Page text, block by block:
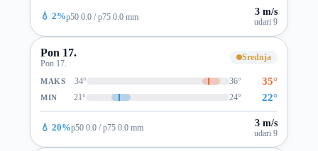
💧 2%p50 0.0 / p75 0.0 mm 3 m/s
udari 9
Pon 17.
Pon 17.
Srednja
MAKS 34° 36° 35°
MIN 21° 24° 22°
💧 20%p50 0.0 / p75 0.0 mm 3 m/s
udari 9